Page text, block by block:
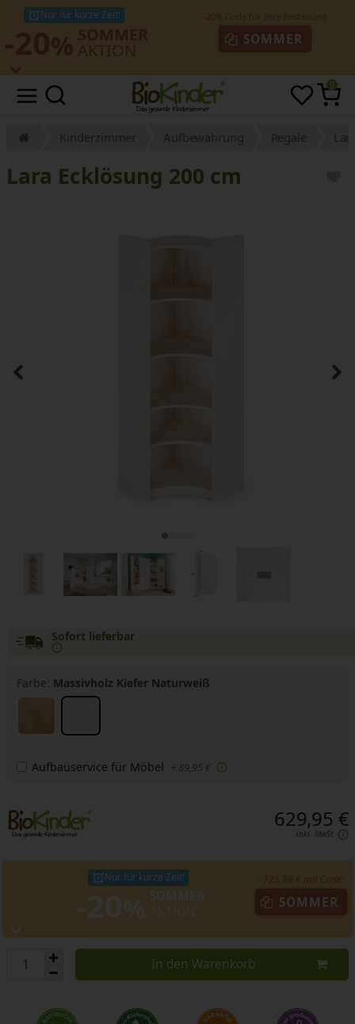
Nur für kurze Zeit!
SOMMER
0
Kinderzimmer Aufbewahrung Regale
Lara Ecklösung 200 cm
Sofort lieferbar
Farbe: Massivholz Kiefer Naturweiß
Aufbauservice für Möbel + 89,95 €
629,95 €
inkl. MwSt.
Nur für kurze Zeit!
SOMMER
In den Warenkorb